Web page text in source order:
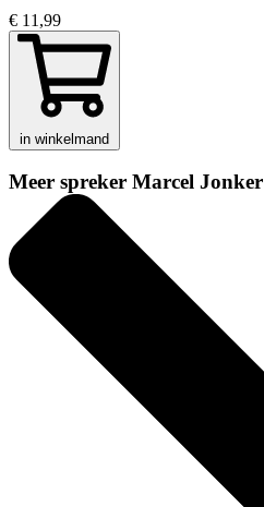
€ 11,99
in winkelmand
Meer spreker Marcel Jonker